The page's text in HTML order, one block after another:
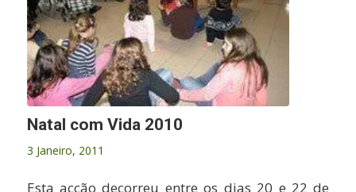
Natal com Vida 2010
3 Janeiro, 2011
Esta acção decorreu entre os dias 20 e 22 de